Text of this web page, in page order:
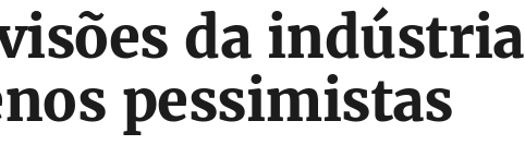
da indústria
pessimistas